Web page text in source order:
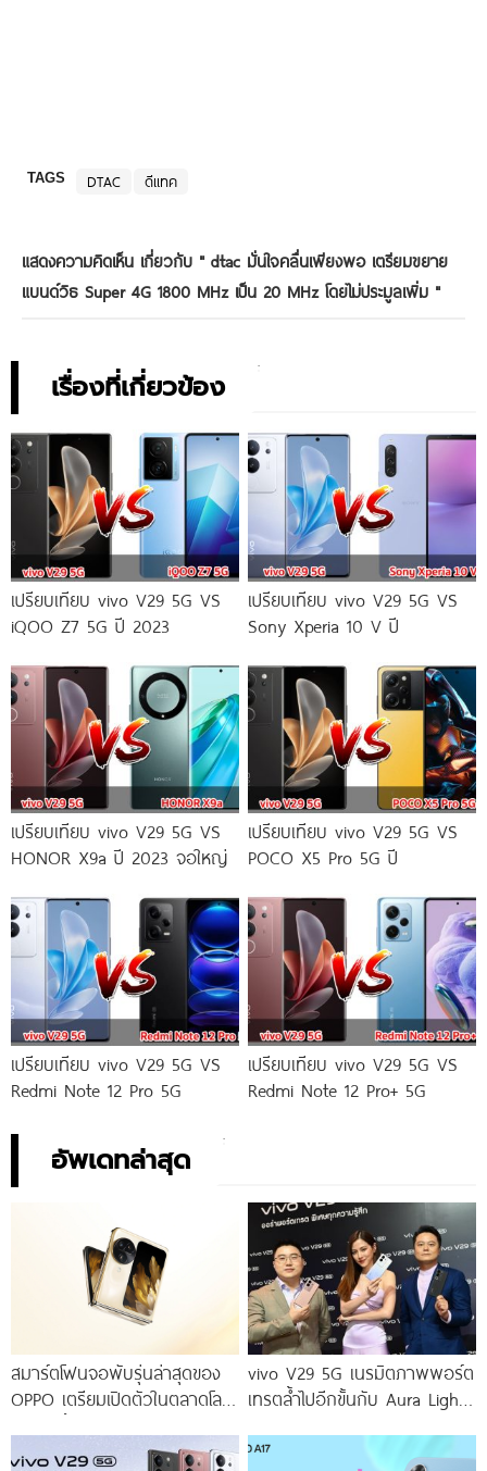
TAGS DTAC ดีแทค
แสดงความคิดเห็น เกี่ยวกับ " dtac มั่นใจคลื่นเพียงพอ เตรียมขยาย
แบนด์วิธ Super 4G 1800 MHz เป็น 20 MHz โดยไม่ประมูลเพิ่ม "
เรื่องที่เกี่ยวข้อง
เปรียบเทียบ vivo V29 5G VS
iQOO Z7 5G ปี 2023
เปรียบเทียบ vivo V29 5G VS
Sony Xperia 10 V ปี
เปรียบเทียบ vivo V29 5G VS
HONOR X9a ปี 2023 จอใหญ่
เปรียบเทียบ vivo V29 5G VS
POCO X5 Pro 5G ปี
เปรียบเทียบ vivo V29 5G VS
Redmi Note 12 Pro 5G
เปรียบเทียบ vivo V29 5G VS
Redmi Note 12 Pro+ 5G
อัพเดทล่าสุด
สมาร์ตโฟนจอพับรุ่นล่าสุดของ
OPPO เตรียมเปิดตัวในตลาดโลก
vivo V29 5G เนรมิตภาพพอร์ต
เทรตล้ำไปอีกขั้นกับ Aura Light
โดดเด่นด้วยสุนทรียศาสตร์แห่ง